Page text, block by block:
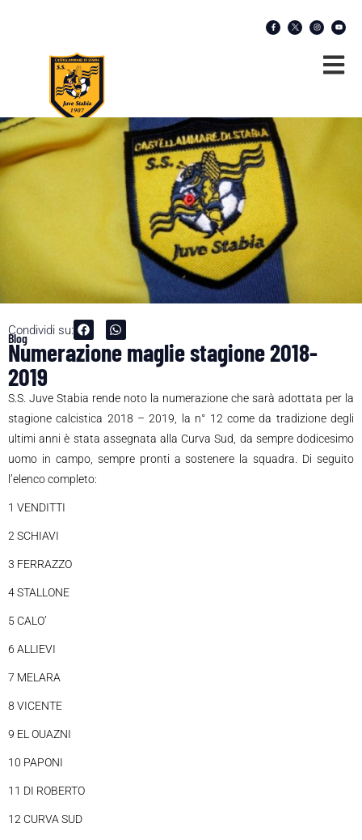
Condividi su:
Blog
Numerazione maglie stagione 2018-
2019
S.S. Juve Stabia rende noto la numerazione che sarà adottata per la
stagione calcistica 2018 – 2019, la n° 12 come da tradizione degli
ultimi anni è stata assegnata alla Curva Sud, da sempre dodicesimo
uomo in campo, sempre pronti a sostenere la squadra. Di seguito
l’elenco completo:
1 VENDITTI
2 SCHIAVI
3 FERRAZZO
4 STALLONE
5 CALO’
6 ALLIEVI
7 MELARA
8 VICENTE
9 EL OUAZNI
10 PAPONI
11 DI ROBERTO
12 CURVA SUD